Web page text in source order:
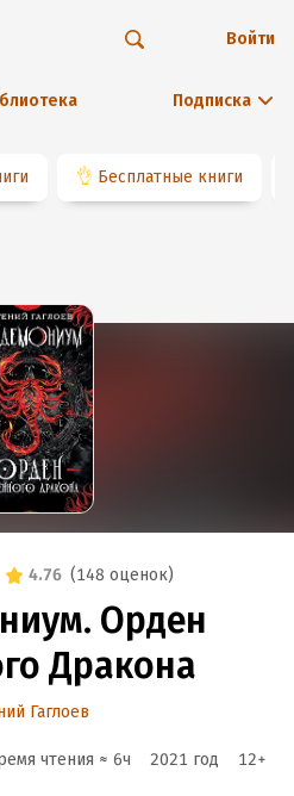
Подписка
Войти
👌 Бесплатные книги
4.76 (148 оценок)
Орден
Дракона
Гаглоев
чтения ≈ 6ч 2021 год 12+